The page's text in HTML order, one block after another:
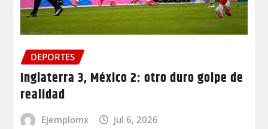
DEPORTES
Inglaterra 3, México 2: otro duro golpe de
realidad
Ejemplomx Jul 6, 2026